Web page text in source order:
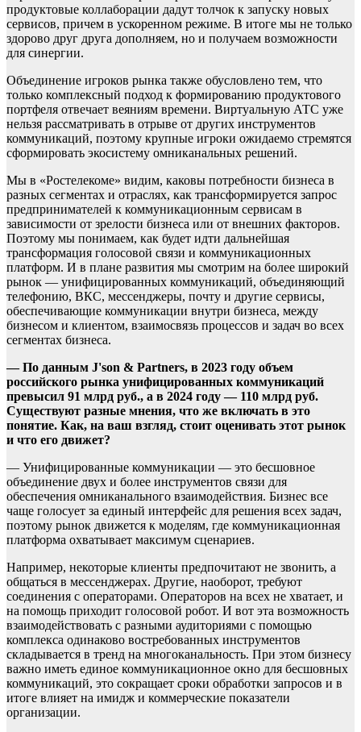
продуктовые коллаборации дадут толчок к запуску новых
сервисов, причем в ускоренном режиме. В итоге мы не только
здорово друг друга дополняем, но и получаем возможности
для синергии.
Объединение игроков рынка также обусловлено тем, что
только комплексный подход к формированию продуктового
портфеля отвечает веяниям времени. Виртуальную АТС уже
нельзя рассматривать в отрыве от других инструментов
коммуникаций, поэтому крупные игроки ожидаемо стремятся
сформировать экосистему омниканальных решений.
Мы в «Ростелекоме» видим, каковы потребности бизнеса в
разных сегментах и отраслях, как трансформируется запрос
предпринимателей к коммуникационным сервисам в
зависимости от зрелости бизнеса или от внешних факторов.
Поэтому мы понимаем, как будет идти дальнейшая
трансформация голосовой связи и коммуникационных
платформ. И в плане развития мы смотрим на более широкий
рынок — унифицированных коммуникаций, объединяющий
телефонию, ВКС, мессенджеры, почту и другие сервисы,
обеспечивающие коммуникации внутри бизнеса, между
бизнесом и клиентом, взаимосвязь процессов и задач во всех
сегментах бизнеса.
— По данным J'son & Partners, в 2023 году объем
российского рынка унифицированных коммуникаций
превысил 91 млрд руб., а в 2024 году — 110 млрд руб.
Cуществуют разные мнения, что же включать в это
понятие. Как, на ваш взгляд, стоит оценивать этот рынок
и что его движет?
— Унифицированные коммуникации — это бесшовное
объединение двух и более инструментов связи для
обеспечения омниканального взаимодействия. Бизнес все
чаще голосует за единый интерфейс для решения всех задач,
поэтому рынок движется к моделям, где коммуникационная
платформа охватывает максимум сценариев.
Например, некоторые клиенты предпочитают не звонить, а
общаться в мессенджерах. Другие, наоборот, требуют
соединения с операторами. Операторов на всех не хватает, и
на помощь приходит голосовой робот. И вот эта возможность
взаимодействовать с разными аудиториями с помощью
комплекса одинаково востребованных инструментов
складывается в тренд на многоканальность. При этом бизнесу
важно иметь единое коммуникационное окно для бесшовных
коммуникаций, это сокращает сроки обработки запросов и в
итоге влияет на имидж и коммерческие показатели
организации.